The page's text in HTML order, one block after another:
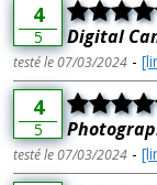
4
5 Digital
testé le 07/03/2024 -
4
5
testé le 07/03/2024 -